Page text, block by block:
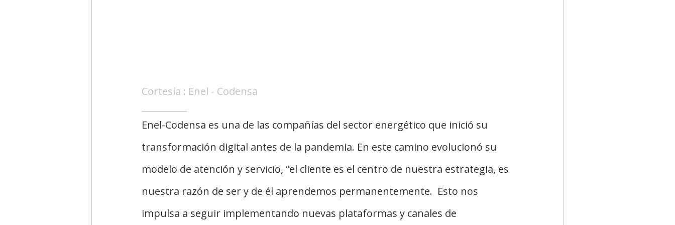
Cortesía : Enel - Codensa
Enel-Codensa es una de las compañías del sector energético que inició su
transformación digital antes de la pandemia. En este camino evolucionó su
modelo de atención y servicio, “el cliente es el centro de nuestra estrategia, es
nuestra razón de ser y de él aprendemos permanentemente.  Esto nos
impulsa a seguir implementando nuevas plataformas y canales de